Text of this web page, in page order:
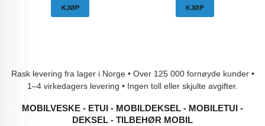
KJØP KJØP
Rask levering fra lager i Norge • Over 125 000 fornøyde kunder •
1–4 virkedagers levering • Ingen toll eller skjulte avgifter.
MOBILVESKE - ETUI - MOBILDEKSEL - MOBILETUI -
DEKSEL - TILBEHØR MOBIL